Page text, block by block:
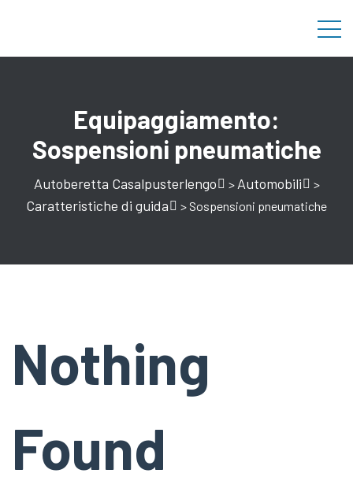
Equipaggiamento:
Sospensioni pneumatiche
Autoberetta Casalpusterlengo > Automobili >
Caratteristiche di guida > Sospensioni pneumatiche
Nothing
Found